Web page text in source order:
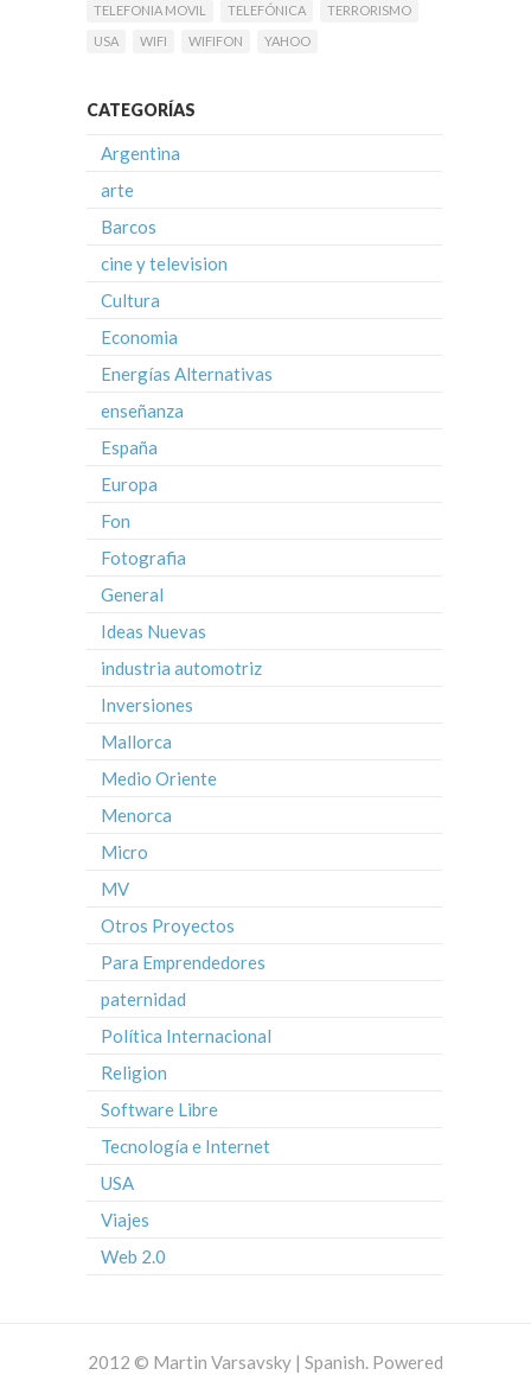
TELEFONIA MOVIL
TELEFÓNICA
TERRORISMO
USA
WIFI WIFIFON YAHOO
CATEGORÍAS
Argentina
arte
Barcos
cine y television
Cultura
Economia
Energías Alternativas
enseñanza
España
Europa
Fon
Fotografia
General
Ideas Nuevas
industria automotriz
Inversiones
Mallorca
Medio Oriente
Menorca
Micro
MV
Otros Proyectos
Para Emprendedores
paternidad
Política Internacional
Religion
Software Libre
Tecnología e Internet
USA
Viajes
Web 2.0
2012 © Martin Varsavsky | Spanish. Powered